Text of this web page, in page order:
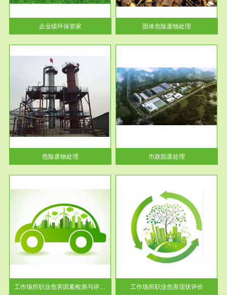
企业级环保管家
们在生产建设、日常生活和其他
活动中...
固体危险废物处理
危险废物处理
服务范围
市政固废处理
蔚蓝生态环境科技所从事的市政
废物处理业务包括市政废物的处
理处...
市政固废处理
工作场所职业危害因素检测与评价...
服务范围
工作场所职业危害现状评价
【现状评价意义】：具体因素---
-通过质谱分析等多种手段明确
工作场...
工作场所职业危害现状评价